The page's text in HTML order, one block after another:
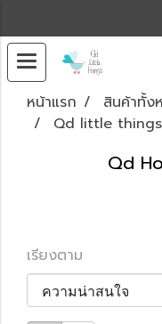
หน้าแรก สินค้าทั้ง
Qd little things
Qd
เรียงตาม